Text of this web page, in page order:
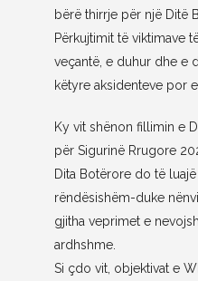
bërë thirrje për një Ditë
Përkujtimit të viktimave
veçantë, e duhur dhe e
këtyre aksidenteve por
Ky vit shënon fillimin e
për Sigurinë Rrugore
Dita Botërore do të
rëndësishëm-duke
gjitha veprimet e
ardhshme.
Si çdo vit, objektivat e